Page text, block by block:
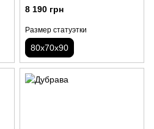
8 190 грн
Размер статуэтки
80х70х90